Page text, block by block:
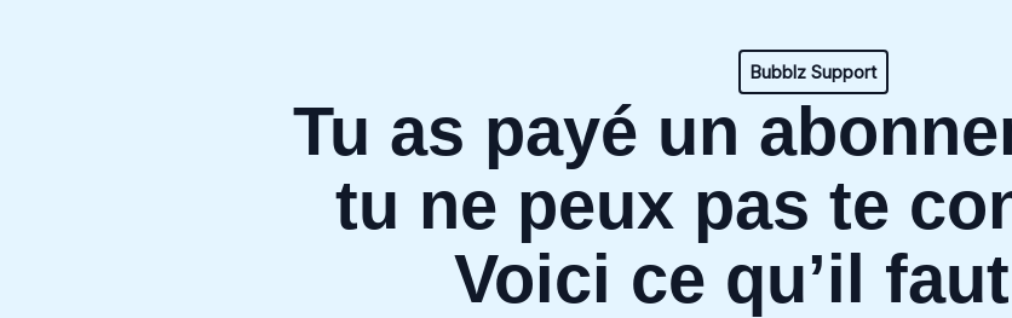
Bubblz Support
Tu as payé un
tu ne peux pas te
Voici ce qu’il